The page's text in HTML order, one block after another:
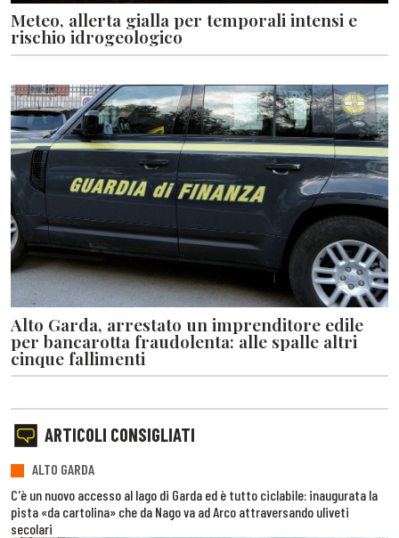
Meteo, allerta gialla per temporali intensi e
rischio idrogeologico
Alto Garda, arrestato un imprenditore edile
per bancarotta fraudolenta: alle spalle altri
cinque fallimenti
ARTICOLI CONSIGLIATI
ALTO GARDA
C'è un nuovo accesso al lago di Garda ed è tutto ciclabile: inaugurata la
pista «da cartolina» che da Nago va ad Arco attraversando uliveti
secolari